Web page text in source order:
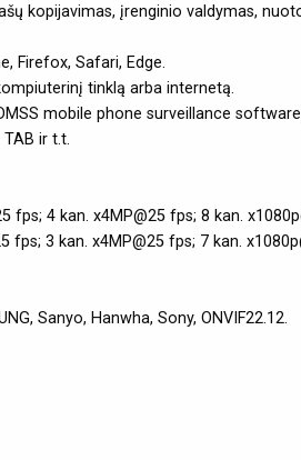
kopijavimas, įrenginio valdymas,
Firefox, Safari, Edge.
tinklą arba internetą.
mobile phone surveillance
ir t.t.
fps; 4 kan. x4MP@25 fps; 8 kan.
fps; 3 kan. x4MP@25 fps; 7 kan.
Sanyo, Hanwha, Sony, ONVIF22.12.